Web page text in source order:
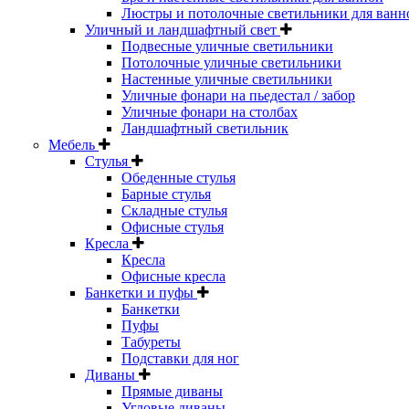
Люстры и потолочные светильники для
Уличный и ландшафтный свет
Подвесные уличные светильники
Потолочные уличные светильники
Настенные уличные светильники
Уличные фонари на пьедестал / забор
Уличные фонари на столбах
Ландшафтный светильник
Мебель
Стулья
Обеденные стулья
Барные стулья
Складные стулья
Офисные стулья
Кресла
Кресла
Офисные кресла
Банкетки и пуфы
Банкетки
Пуфы
Табуреты
Подставки для ног
Диваны
Прямые диваны